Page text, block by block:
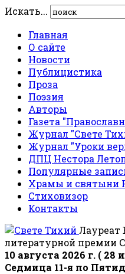
Искать...
Главная
О сайте
Новости
Публицистика
Проза
Поэзия
Авторы
Газета
Журнал "Свете
Журнал "Уроки
ДПЦ Нестора
Популярные
Храмы и святыни
Стиховизор
Контакты
Лауреат
литературной премии
10 августа 2026 г. (
Седмица 11-я по